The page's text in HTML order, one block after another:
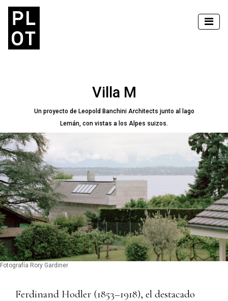
Villa M
Un proyecto de Leopold Banchini Architects junto al lago
Lemán, con vistas a los Alpes suizos.
Fotografía Rory Gardiner
Ferdinand Hodler (1853–1918), el destacado